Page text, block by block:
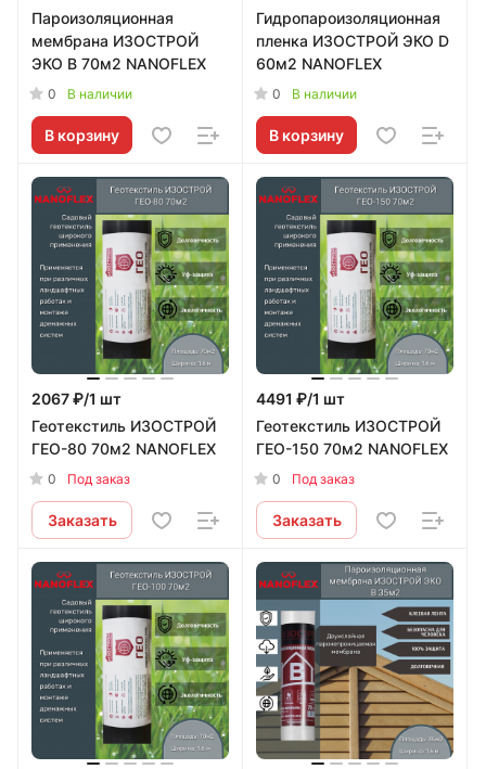
Пароизоляционная
мембрана ИЗОСТРОЙ
ЭКО B 70м2 NANOFLEX
0 В наличии
В корзину
Гидропароизоляционная
пленка ИЗОСТРОЙ ЭКО D
60м2 NANOFLEX
0 В наличии
В корзину
2067 ₽/1 шт
Геотекстиль ИЗОСТРОЙ
ГЕО-80 70м2 NANOFLEX
0 Под заказ
Заказать
4491 ₽/1 шт
Геотекстиль ИЗОСТРОЙ
ГЕО-150 70м2 NANOFLEX
0 Под заказ
Заказать